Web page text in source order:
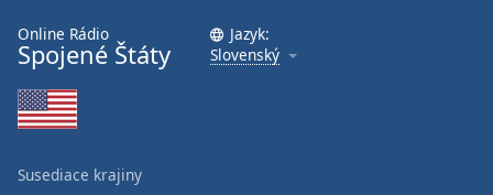
Online Rádio
Spojené Štáty
Jazyk:
Slovenský
Susediace krajiny